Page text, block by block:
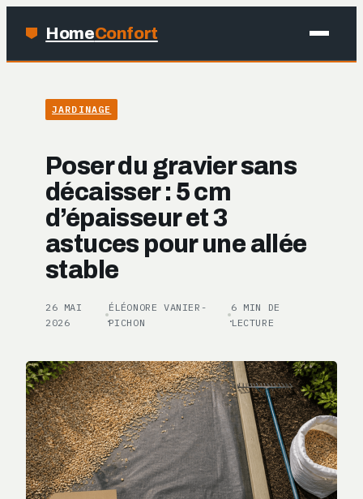
HomeConfort
JARDINAGE
DÉCO
JARDINAGE
Poser du gravier sans
décaisser : 5 cm
d’épaisseur et 3
astuces pour une allée
stable
26 MAI
2026
·
ÉLÉONORE VANIER-
PICHON
·
6 MIN DE
LECTURE